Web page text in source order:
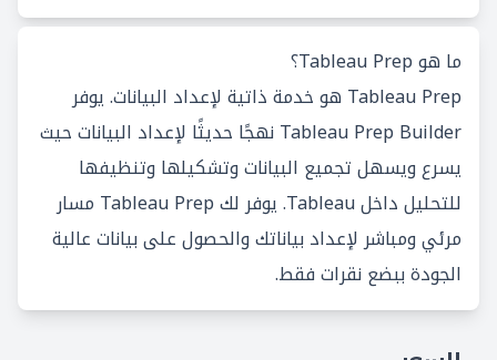
ما هو Tableau Prep؟
Tableau Prep هو خدمة ذاتية لإعداد البيانات. يوفر
Tableau Prep Builder نهجًا حديثًا لإعداد البيانات حيث
يسرع ويسهل تجميع البيانات وتشكيلها وتنظيفها
للتحليل داخل Tableau. يوفر لك Tableau Prep مسار
مرئي ومباشر لإعداد بياناتك والحصول على بيانات عالية
الجودة ببضع نقرات فقط.